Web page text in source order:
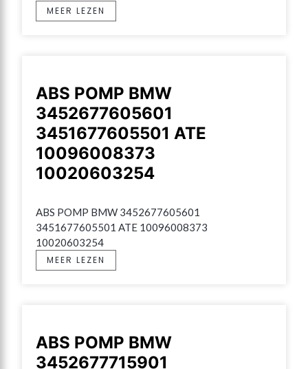
MEER LEZEN
ABS POMP BMW
3452677605601
3451677605501 ATE
10096008373
10020603254
ABS POMP BMW 3452677605601
3451677605501 ATE 10096008373
10020603254
MEER LEZEN
ABS POMP BMW
3452677715901